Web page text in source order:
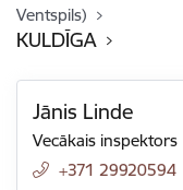
Ventspils)
KULDĪGA
Jānis Linde
Vecākais inspektors
+371 29920594